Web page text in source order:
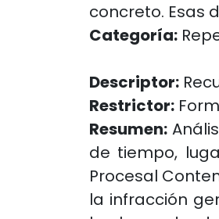
concreto. Esas
Categoría:
Descriptor:
Restrictor:
Resumen:
de tiempo,
Procesal
la infracción